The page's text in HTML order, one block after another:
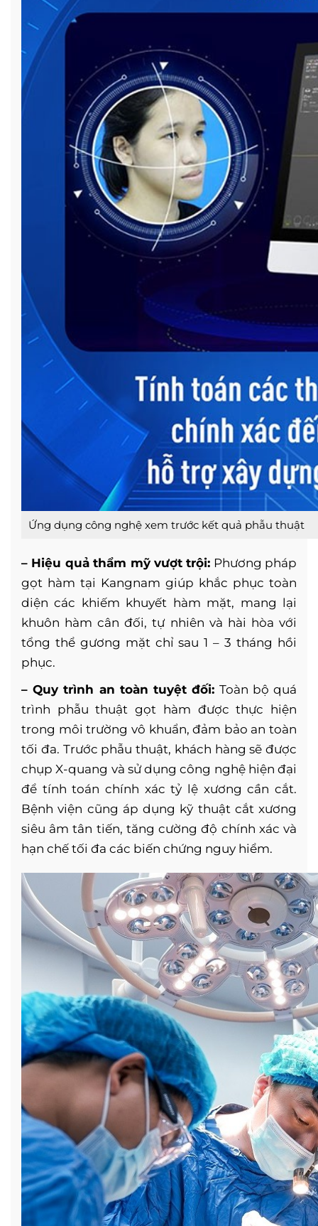
Ứng dụng công nghệ xem trước kết quả phẫu thuật
– Hiệu quả thẩm mỹ vượt trội: Phương pháp
gọt hàm tại Kangnam giúp khắc phục toàn
diện các khiếm khuyết hàm mặt, mang lại
khuôn hàm cân đối, tự nhiên và hài hòa với
tổng thể gương mặt chỉ sau 1 – 3 tháng hồi
phục.
– Quy trình an toàn tuyệt đối: Toàn bộ quá
trình phẫu thuật gọt hàm được thực hiện
trong môi trường vô khuẩn, đảm bảo an toàn
tối đa. Trước phẫu thuật, khách hàng sẽ được
chụp X-quang và sử dụng công nghệ hiện đại
để tính toán chính xác tỷ lệ xương cần cắt.
Bệnh viện cũng áp dụng kỹ thuật cắt xương
siêu âm tân tiến, tăng cường độ chính xác và
hạn chế tối đa các biến chứng nguy hiểm.